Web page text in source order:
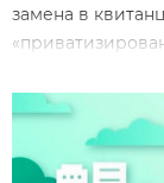
замена в